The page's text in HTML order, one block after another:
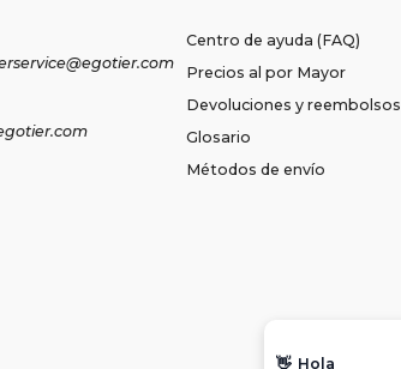
Centro de ayuda (FAQ)
Precios al por Mayor
Devoluciones y reembolsos
Glosario
Métodos de envío
👋 Hola